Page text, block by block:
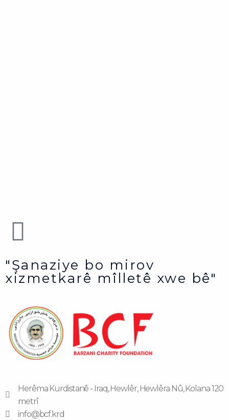
"Şanaziye bo mirov
xizmetkarê mîlletê xwe bê"
Herêma Kurdistanê - Iraq, Hewlêr, Hewlêra Nû, Kolana 120
metrî
info@bcf.krd